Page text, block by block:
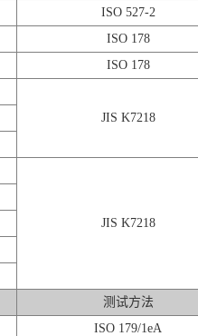
ISO 527-2
ISO 178
ISO 178
JIS K7218
JIS K7218
测试方法
ISO 179/1eA